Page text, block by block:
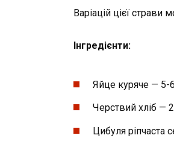
Варіацій цієї
Інгредієнти:
Яйце куряче — 5-
Черствий хліб —
Цибуля ріпчаста